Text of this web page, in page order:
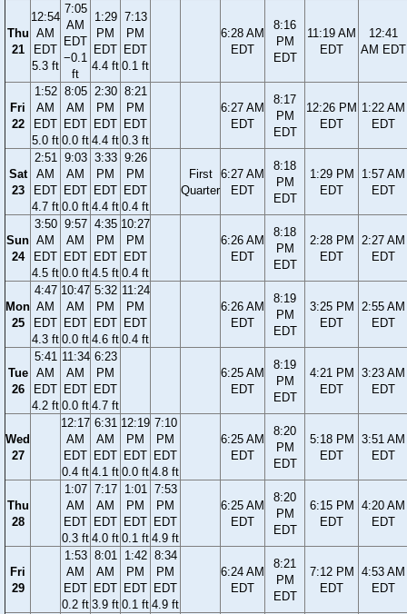
Thu
21
12:54
AM
EDT
5.3 ft
7:05
AM
EDT
−0.1
ft
1:29
PM
EDT
4.4 ft
7:13
PM
EDT
0.1 ft
6:28 AM
EDT
8:16
PM
EDT
11:19 AM
EDT
12:41
AM EDT
Fri
22
1:52
AM
EDT
5.0 ft
8:05
AM
EDT
0.0 ft
2:30
PM
EDT
4.4 ft
8:21
PM
EDT
0.3 ft
6:27 AM
EDT
8:17
PM
EDT
12:26 PM
EDT
1:22 AM
EDT
Sat
23
2:51
AM
EDT
4.7 ft
9:03
AM
EDT
0.0 ft
3:33
PM
EDT
4.4 ft
9:26
PM
EDT
0.4 ft
First
Quarter
6:27 AM
EDT
8:18
PM
EDT
1:29 PM
EDT
1:57 AM
EDT
Sun
24
3:50
AM
EDT
4.5 ft
9:57
AM
EDT
0.0 ft
4:35
PM
EDT
4.5 ft
10:27
PM
EDT
0.4 ft
6:26 AM
EDT
8:18
PM
EDT
2:28 PM
EDT
2:27 AM
EDT
Mon
25
4:47
AM
EDT
4.3 ft
10:47
AM
EDT
0.0 ft
5:32
PM
EDT
4.6 ft
11:24
PM
EDT
0.4 ft
6:26 AM
EDT
8:19
PM
EDT
3:25 PM
EDT
2:55 AM
EDT
Tue
26
5:41
AM
EDT
4.2 ft
11:34
AM
EDT
0.0 ft
6:23
PM
EDT
4.7 ft
6:25 AM
EDT
8:19
PM
EDT
4:21 PM
EDT
3:23 AM
EDT
Wed
27
12:17
AM
EDT
0.4 ft
6:31
AM
EDT
4.1 ft
12:19
PM
EDT
0.0 ft
7:10
PM
EDT
4.8 ft
6:25 AM
EDT
8:20
PM
EDT
5:18 PM
EDT
3:51 AM
EDT
Thu
28
1:07
AM
EDT
0.3 ft
7:17
AM
EDT
4.0 ft
1:01
PM
EDT
0.1 ft
7:53
PM
EDT
4.9 ft
6:25 AM
EDT
8:20
PM
EDT
6:15 PM
EDT
4:20 AM
EDT
Fri
29
1:53
AM
EDT
0.2 ft
8:01
AM
EDT
3.9 ft
1:42
PM
EDT
0.1 ft
8:34
PM
EDT
4.9 ft
6:24 AM
EDT
8:21
PM
EDT
7:12 PM
EDT
4:53 AM
EDT